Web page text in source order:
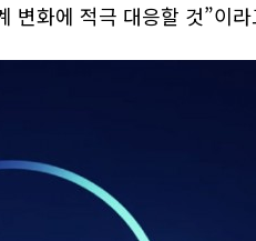
변화에 적극 대응할 것”이